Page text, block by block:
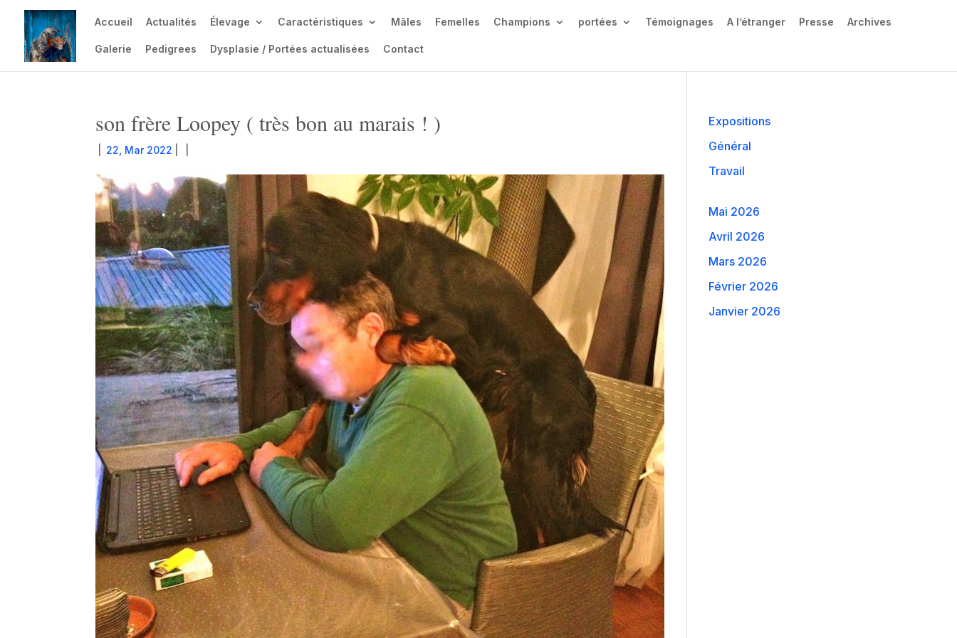
Accueil Actualités Élevage Caractéristiques Mâles Femelles Champions portées Témoignages A l’étranger Presse Archives
Galerie Pedigrees Dysplasie / Portées actualisées Contact
son frère Loopey ( très bon au marais ! )
22, Mar 2022
Expositions
Général
Travail
Mai 2026
Avril 2026
Mars 2026
Février 2026
Janvier 2026